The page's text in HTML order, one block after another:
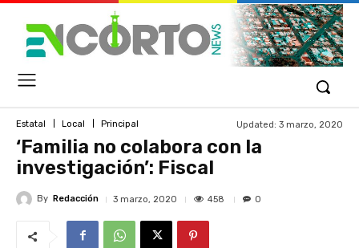
Estatal Local Principal Updated: 3 marzo, 2020
‘Familia no colabora con la
investigación’: Fiscal
By Redacción 3 marzo, 2020 458 0